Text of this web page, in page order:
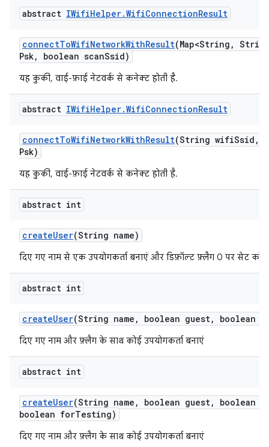
abstract IWifiHelper.WifiConnectionResult
connectToWifiNetworkWithResult(Map<String ,
Psk, boolean scanSsid)
यह कुकी, वाई-फ़ाई नेटवर्क से कनेक्ट होती है.
abstract IWifiHelper.WifiConnectionResult
connectToWifiNetworkWithResult(String wifiSsid ,
Psk)
यह कुकी, वाई-फ़ाई नेटवर्क से कनेक्ट होती है.
abstract int
createUser(String name)
दिए गए नाम से एक उपयोगकर्ता बनाएं और डिफ़ॉल्ट फ़्लैग 0 पर सेट करें.
abstract int
createUser(String name , boolean guest, boolean
दिए गए नाम और फ़्लैग के साथ कोई उपयोगकर्ता बनाएं
abstract int
createUser(String name , boolean guest,
boolean
boolean forTesting)
दिए गए नाम और फ़्लैग के साथ कोई उपयोगकर्ता बनाएं